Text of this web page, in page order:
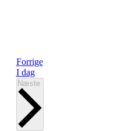
ForrigeBegivenheder
I dag
Næste